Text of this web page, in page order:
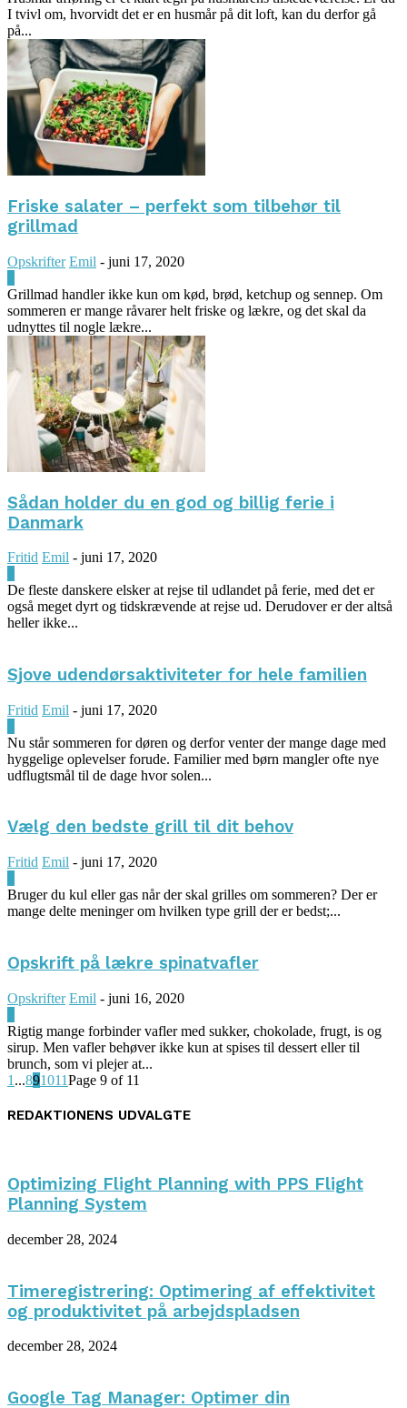
I tvivl om, hvorvidt det er en husmår på dit loft, kan du derfor gå
på...
Friske salater – perfekt som tilbehør til
grillmad
Opskrifter Emil - juni 17, 2020
Grillmad handler ikke kun om kød, brød, ketchup og sennep. Om
sommeren er mange råvarer helt friske og lækre, og det skal da
udnyttes til nogle lækre...
Sådan holder du en god og billig ferie i
Danmark
Fritid Emil - juni 17, 2020
De fleste danskere elsker at rejse til udlandet på ferie, med det er
også meget dyrt og tidskrævende at rejse ud. Derudover er der altså
heller ikke...
Sjove udendørsaktiviteter for hele familien
Fritid Emil - juni 17, 2020
Nu står sommeren for døren og derfor venter der mange dage med
hyggelige oplevelser forude. Familier med børn mangler ofte nye
udflugtsmål til de dage hvor solen...
Vælg den bedste grill til dit behov
Fritid Emil - juni 17, 2020
Bruger du kul eller gas når der skal grilles om sommeren? Der er
mange delte meninger om hvilken type grill der er bedst;...
Opskrift på lækre spinatvafler
Opskrifter Emil - juni 16, 2020
Rigtig mange forbinder vafler med sukker, chokolade, frugt, is og
sirup. Men vafler behøver ikke kun at spises til dessert eller til
brunch, som vi plejer at...
1 ...891011Page 9 of 11
REDAKTIONENS UDVALGTE
Optimizing Flight Planning with PPS Flight
Planning System
december 28, 2024
Timeregistrering: Optimering af effektivitet
og produktivitet på arbejdspladsen
december 28, 2024
Google Tag Manager: Optimer din